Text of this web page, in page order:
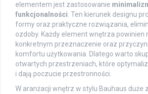
elementem jest zastosowanie
funkcjonalności. Ten kierunek designu
formy oraz praktyczne rozwiązania,
ozdoby. Każdy element wnętrza powinien
konkretnym przeznaczenie oraz
komfortu użytkowania. Dlatego warto
otwartych przestrzeniach, które
i dają poczucie przestronności.
W aranżacji wnętrz w stylu Bauhaus duże